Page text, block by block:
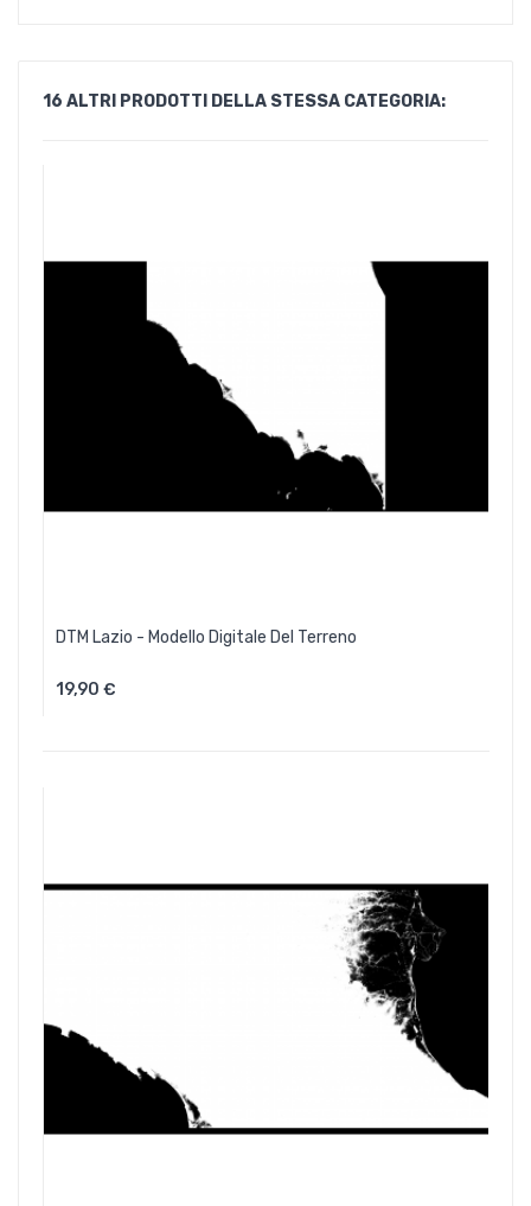
16 ALTRI PRODOTTI DELLA STESSA CATEGORIA:
DTM Lazio - Modello Digitale Del Terreno
19,90 €Aggiungi Al Carrello